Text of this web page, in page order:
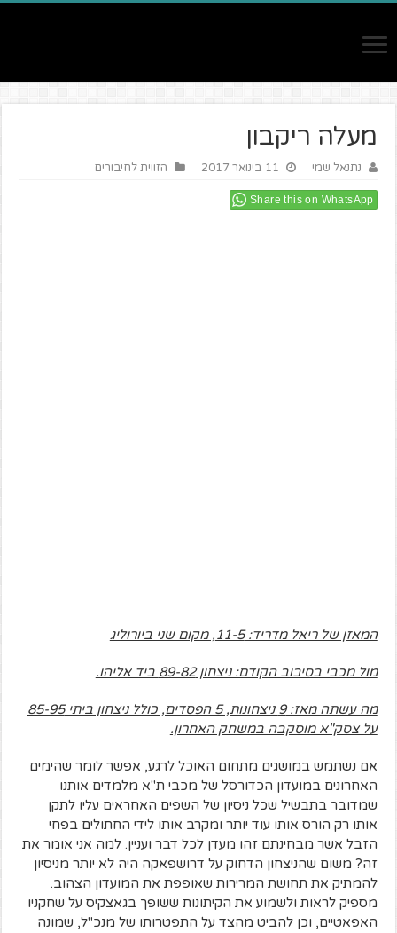
מעלה ריקבון
נתנאל שמי 11 בינואר 2017 הזווית לחיבורים
Share this on WhatsApp
המאזן של ריאל מדריד: 11-5, מקום שני ביורוליג
מול מכבי בסיבוב הקודם: ניצחון 89-82 ביד אליהו.
מה עשתה מאז: 9 ניצחונות, 5 הפסדים, כולל ניצחון ביתי 85-95
על צסק"א מוסקבה במשחק האחרון.
אם נשתמש במושגים מתחום האוכל לרגע, אפשר לומר שהימים
האחרונים במועדון הכדורסל של מכבי ת"א מלמדים אותנו
שמדובר בתבשיל שכל ניסיון של השפים האחראים עליו לתקן
אותו רק הורס אותו עוד יותר ומקרב אותו לידי החתולים בפחי
הזבל אשר מבחינתם זהו מעדן לכל דבר ועניין. למה אני אומר את
זה? משום שהניצחון הדחוק על דרושפאקה היה לא יותר מניסיון
להמתיק את תחושת המרירות שאופפת את המועדון הצהוב.
מספיק לראות ולשמוע את הקיתונות ששופך בגאצקיס על שחקניו
האפאטיים, וכן להביט מהצד על התפטרותו של מנכ"ל, שמונה